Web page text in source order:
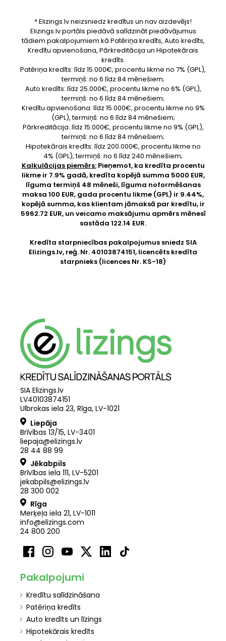
* Elizings.lv neizsniedz kredītus un nav aizdevējs!
Elizings.lv portāls piedāvā salīdzināt piedāvājumus
tādiem pakalpojumiem kā Patēriņa kredīts, Auto kredīts,
Kredītu apvienošana, Pārkreditācija un Hipotekārais
kredīts.
Patēriņa kredīts: līdz 15.000€, procentu likme no 7% (GPL),
termiņš: no 6 līdz 84 mēnešiem;
Auto kredīts: līdz 25.000€, procentu likme no 6% (GPL),
termiņš: no 6 līdz 84 mēnešiem;
Kredītu apvienošana: līdz 15.000€, procentu likme no 9%
(GPL), termiņš: no 6 līdz 84 mēnešiem;
Pārkreditācija: līdz 15.000€, procentu likme no 9% (GPL),
termiņš: no 6 līdz 84 mēnešiem;
Hipotekārais kredīts: līdz 200.000€, procentu likme no
4% (GPL), termiņš: no 6 līdz 240 mēnešiem;
Kalkulācijas piemērs:Pieņemot, ka kredīta procentu
likme ir 7.9% gadā, kredīta kopējā summa 5000 EUR,
līguma termiņš 48 mēneši, līguma noformēšanas
maksa 100 EUR, gada procentu likme (GPL) ir 9.44%,
kopējā summa, kas klientam jāmaksā par kredītu, ir
5962.72 EUR, un veicamo maksājumu apmērs mēnesī
sastāda 122.14 EUR.
Kredīta starpniecības pakalpojumus sniedz SIA
Elizings.lv, reģ. Nr. 40103874151, licencēts kredīta
starpnieks (licences Nr. KS-18)
SIA Elizings.lv
LV40103874151
Ulbrokas iela 23, Rīga, LV-1021
Liepāja
Brīvības 13/15, LV-3401
liepaja@elizings.lv
28 44 88 99
Jēkabpils
Brīvības iela 111, LV-5201
jekabpils@elizings.lv
28 300 002
Rīga
Merķeļa iela 21, LV-1011
info@elizings.com
24 800 200
Pakalpojumi
Kredītu salīdzināšana
Patēriņa kredīts
Auto kredīts un līzings
Hipotekārais kredīts